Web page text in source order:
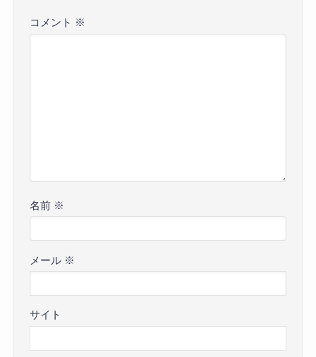
コメント ※
名前 ※
メール ※
サイト